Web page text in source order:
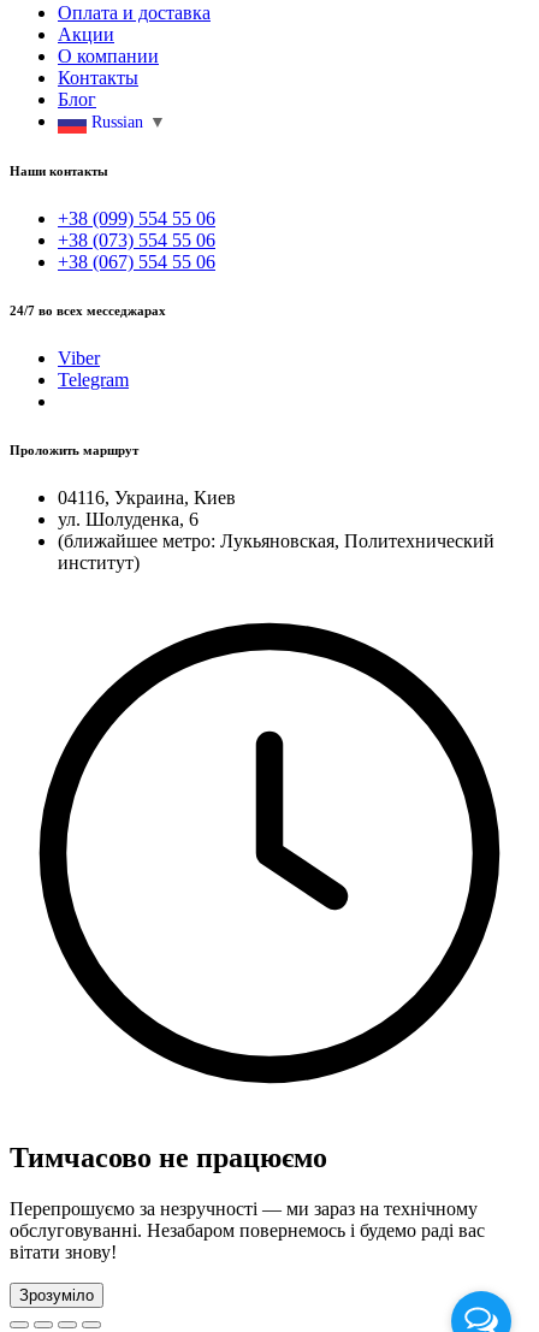
Оплата и доставка
Акции
О компании
Контакты
Блог
Russian ▼
Наши контакты
+38 (099) 554 55 06
+38 (073) 554 55 06
+38 (067) 554 55 06
24/7 во всех месседжарах
Viber
Telegram
Проложить маршрут
04116, Украина, Киев
ул. Шолуденка, 6
(ближайшее метро: Лукьяновская, Политехнический
институт)
Тимчасово не працюємо
Перепрошуємо за незручності — ми зараз на технічному
обслуговуванні. Незабаром повернемось і будемо раді вас
вітати знову!
Зрозуміло